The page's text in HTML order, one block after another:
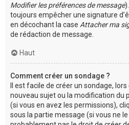
Modifier les préférences de message
toujours empêcher une signature
en décochant la case Attacher ma
de rédaction de message.
Haut
Comment créer un sondage ?
Il est facile de créer un sondage,
nouveau sujet ou la modification du
(si vous en avez les permissions),
sous la partie message (si vous ne le